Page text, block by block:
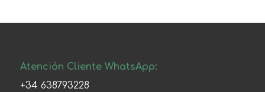
Atención Cliente WhatsApp:
+34 638793228